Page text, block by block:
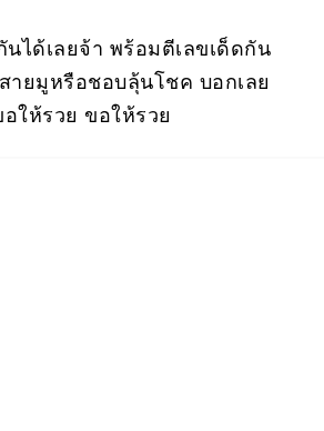
ด้เลยจ้า พร้อมตีเลขเด็ดกัน
ายมูหรือชอบลุ้นโชค บอกเลย
ให้รวย ขอให้รวย